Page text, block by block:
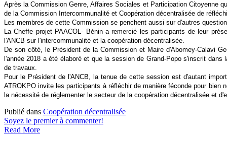
Après la Commission Genre, Affaires Sociales et Participation Citoyenne
de la Commission Intercommunalité et Coopération décentralisée de
Les membres de cette Commission se penchent aussi sur d'autres
La Cheffe projet PAACOL- Bénin a remercié les participants de leur
l'ANCB sur l'intercommunalité et la coopération décentralisée.
De son côté, le Président de la Commission et Maire d'Abomey-Calavi
l'année 2018 a été élaboré et que la session de Grand-Popo s'inscrit
de travaux.
Pour le Président de l'ANCB, la tenue de cette session est d'autant
ATROKPO invite les participants à réfléchir de manière féconde pour
la nécessité de réglementer le secteur de la coopération décentralisée et
Publié dans Coopération décentralisée
Soyez le premier à commenter!
Read More